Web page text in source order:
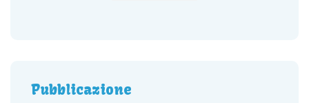
Pubblicazione